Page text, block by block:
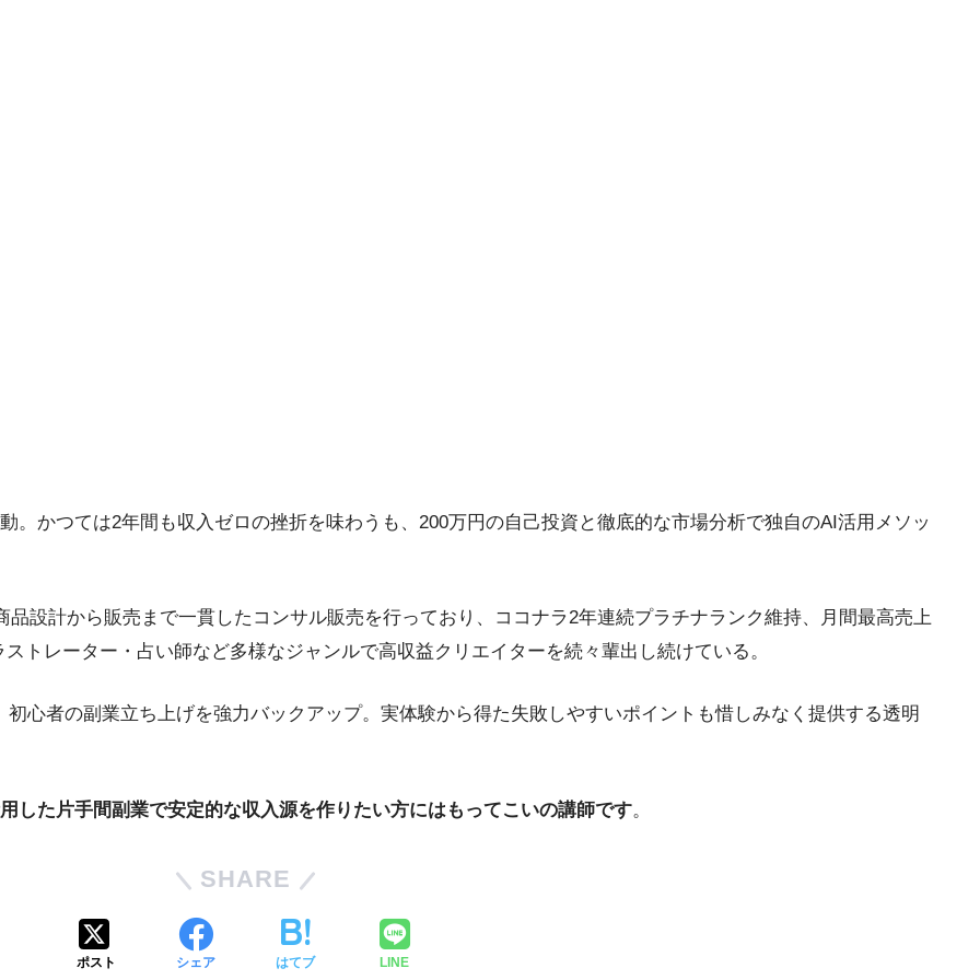
。かつては2年間も収入ゼロの挫折を味わうも、200万円の自己投資と徹底的な市場分析で独自のAI活用メソッ
品設計から販売まで一貫したコンサル販売を行っており、ココナラ2年連続プラチナランク維持、月間最高売上
トレーター・占い師など多様なジャンルで高収益クリエイターを続々輩出し続けている。
心者の副業立ち上げを強力バックアップ。実体験から得た失敗しやすいポイントも惜しみなく提供する透明
した片手間副業で安定的な収入源を作りたい方にはもってこいの講師です。
SHARE
ポスト シェア はてブ LINE